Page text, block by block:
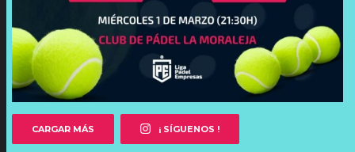
CARGAR MÁS ¡ SÍGUENOS !